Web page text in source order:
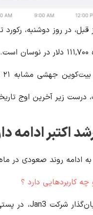
رکورد تاریخی جدیدی در
اکتبر ادامه
روند صعودی در ماه
کاربردهایی دارد ؟